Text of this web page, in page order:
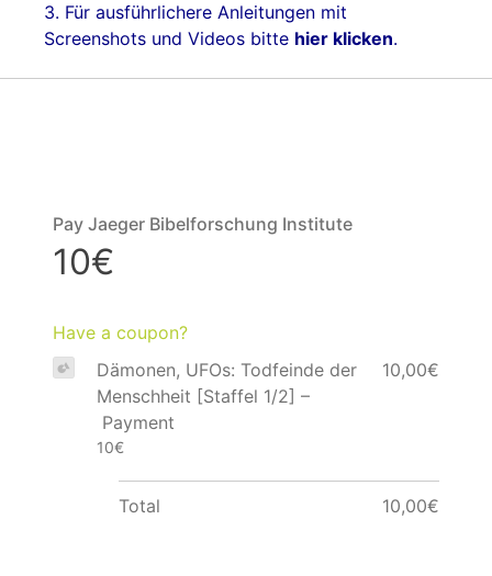
3. Für ausführlichere Anleitungen mit
Screenshots und Videos bitte hier klicken.
Pay Jaeger Bibelforschung Institute
10€
Have a coupon?
Dämonen, UFOs: Todfeinde der
Menschheit [Staffel 1/2] –
Payment
10€
10,00€
Total 10,00€